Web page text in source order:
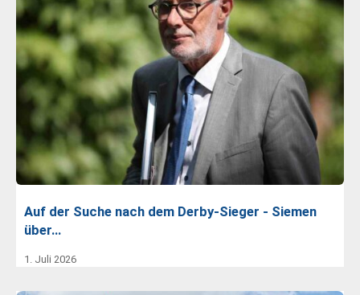
Auf der Suche nach dem Derby-Sieger - Siemen
über…
1. Juli 2026